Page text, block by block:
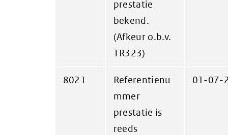
prestatie
bekend.
(Afkeur o.b.v.
TR323)
8021
Referentienu
mmer
prestatie is
reeds
01-07-